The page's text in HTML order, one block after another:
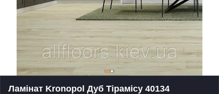
Ламінат Kronopol Дуб Тірамісу 40134